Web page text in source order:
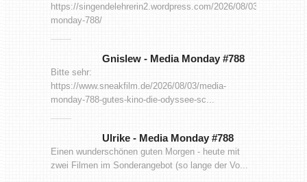
https://singendelehrerin2.wordpress.com/2026/08/03/media-
monday-788/
Gnislew - Media Monday #788
Bitte sehr:
https://www.sneakfilm.de/2026/08/03/media-
monday-788-gutes-kino-die-odyssee-sc...
Ulrike - Media Monday #788
Einen wunderschönen guten Morgen - heute mit
zwei Filmen im Sonderangebot (so lange der Vo...